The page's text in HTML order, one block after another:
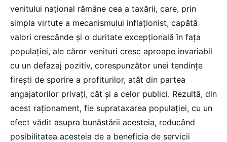
venitului național rămâne cea a taxării, care, prin
simpla virtute a mecanismului inflaționist, capătă
valori crescânde și o duritate excepțională în fața
populației, ale căror venituri cresc aproape invariabil
cu un defazaj pozitiv, corespunzător unei tendințe
firești de sporire a profiturilor, atât din partea
angajatorilor privați, cât și a celor publici. Rezultă, din
acest raționament, fie suprataxarea populației, cu un
efect vădit asupra bunăstării acesteia, reducând
posibilitatea acesteia de a beneficia de servicii